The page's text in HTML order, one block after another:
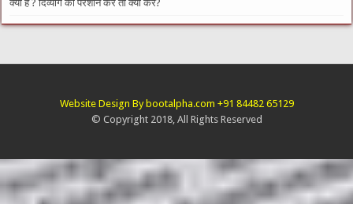
क्या है ? दिव्यांग को परेशान करे तो क्या करें?
Website Design By bootalpha.com +91 84482 65129
© Copyright 2018, All Rights Reserved